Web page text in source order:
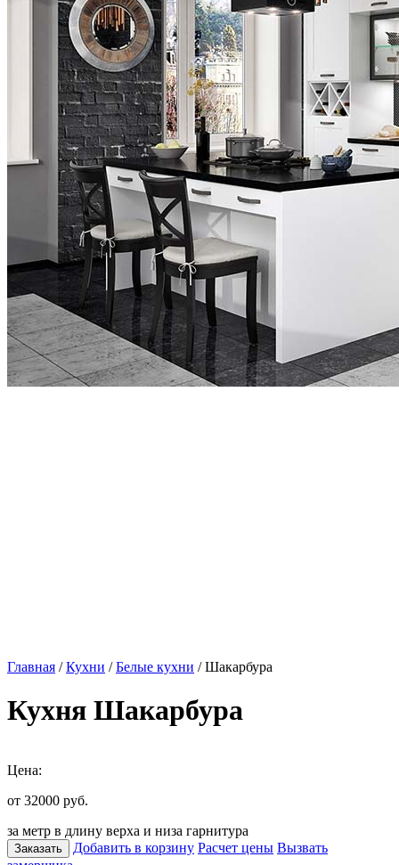
Главная /Кухни /Белые кухни / Шакарбура
Кухня Шакарбура
Цена:
от 32000 руб.
за метр в длину верха и низа гарнитура
Заказать Добавить в корзину Расчет цены Вызвать